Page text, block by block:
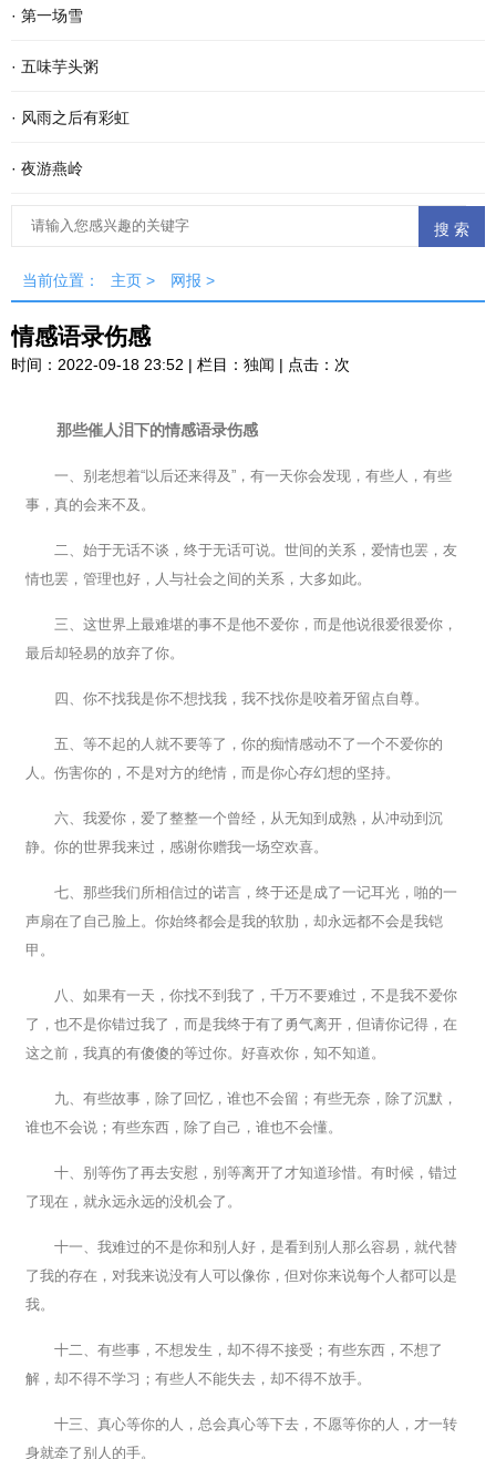
· 第一场雪
· 五味芋头粥
· 风雨之后有彩虹
· 夜游燕岭
当前位置： 主页 > 网报 >
情感语录伤感
时间：2022-09-18 23:52 | 栏目： 独闻 | 点击： 次
那些催人泪下的情感语录伤感
一、别老想着“以后还来得及”，有一天你会发现，有些人，有些
事，真的会来不及。
二、始于无话不谈，终于无话可说。世间的关系，爱情也罢，友
情也罢，管理也好，人与社会之间的关系，大多如此。
三、这世界上最难堪的事不是他不爱你，而是他说很爱很爱你，
最后却轻易的放弃了你。
四、你不找我是你不想找我，我不找你是咬着牙留点自尊。
五、等不起的人就不要等了，你的痴情感动不了一个不爱你的
人。伤害你的，不是对方的绝情，而是你心存幻想的坚持。
六、我爱你，爱了整整一个曾经，从无知到成熟，从冲动到沉
静。你的世界我来过，感谢你赠我一场空欢喜。
七、那些我们所相信过的诺言，终于还是成了一记耳光，啪的一
声扇在了自己脸上。你始终都会是我的软肋，却永远都不会是我铠
甲。
八、如果有一天，你找不到我了，千万不要难过，不是我不爱你
了，也不是你错过我了，而是我终于有了勇气离开，但请你记得，在
这之前，我真的有傻傻的等过你。好喜欢你，知不知道。
九、有些故事，除了回忆，谁也不会留；有些无奈，除了沉默，
谁也不会说；有些东西，除了自己，谁也不会懂。
十、别等伤了再去安慰，别等离开了才知道珍惜。有时候，错过
了现在，就永远永远的没机会了。
十一、我难过的不是你和别人好，是看到别人那么容易，就代替
了我的存在，对我来说没有人可以像你，但对你来说每个人都可以是
我。
十二、有些事，不想发生，却不得不接受；有些东西，不想了
解，却不得不学习；有些人不能失去，却不得不放手。
十三、真心等你的人，总会真心等下去，不愿等你的人，才一转
身就牵了别人的手。